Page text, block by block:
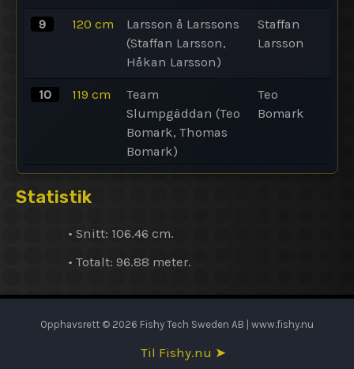
9 120 cm
Larsson å Larssons
(Staffan Larsson,
Håkan Larsson)
Staffan
Larsson
10 119 cm
Team
Slumpgäddan (Teo
Bomark, Thomas
Bomark)
Teo
Bomark
Statistik
• Snitt: 106.46 cm.
• Totalt: 96.88 meter.
Opphavsrett © 2026 Fishy Tech Sweden AB | www.fishy.nu
Til Fishy.nu ➤